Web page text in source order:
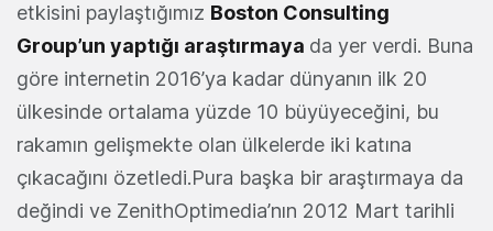
etkisini paylaştığımız Boston Consulting
Group’un yaptığı araştırmaya da yer verdi. Buna
göre internetin 2016’ya kadar dünyanın ilk 20
ülkesinde ortalama yüzde 10 büyüyeceğini, bu
rakamın gelişmekte olan ülkelerde iki katına
çıkacağını özetledi.Pura başka bir araştırmaya da
değindi ve ZenithOptimedia’nın 2012 Mart tarihli